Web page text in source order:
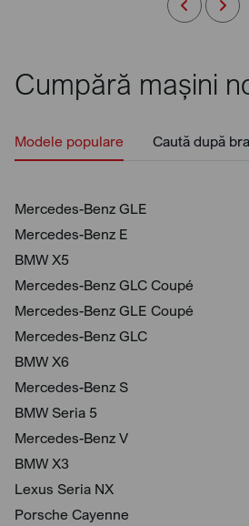
Cumpără mașini
Modele populare Caută după
Mercedes-Benz GLE
Mercedes-Benz E
BMW X5
Mercedes-Benz GLC Coupé
Mercedes-Benz GLE Coupé
Mercedes-Benz GLC
BMW X6
Mercedes-Benz S
BMW Seria 5
Mercedes-Benz V
BMW X3
Lexus Seria NX
Porsche Cayenne